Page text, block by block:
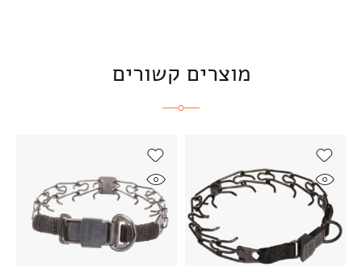
מוצרים קשורים